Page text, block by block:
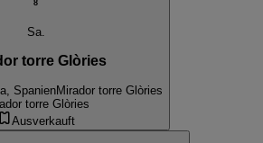
8
Sa.
torre Glòries
SpanienMirador torre Glòries
torre Glòries
Ausverkauft